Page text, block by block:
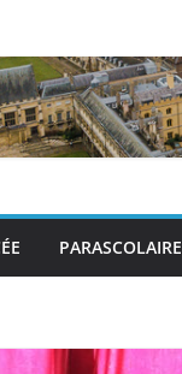
PARASCOLAIRE